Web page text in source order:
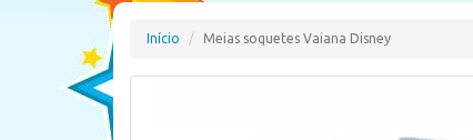
Início Meias soquetes Vaiana Disney